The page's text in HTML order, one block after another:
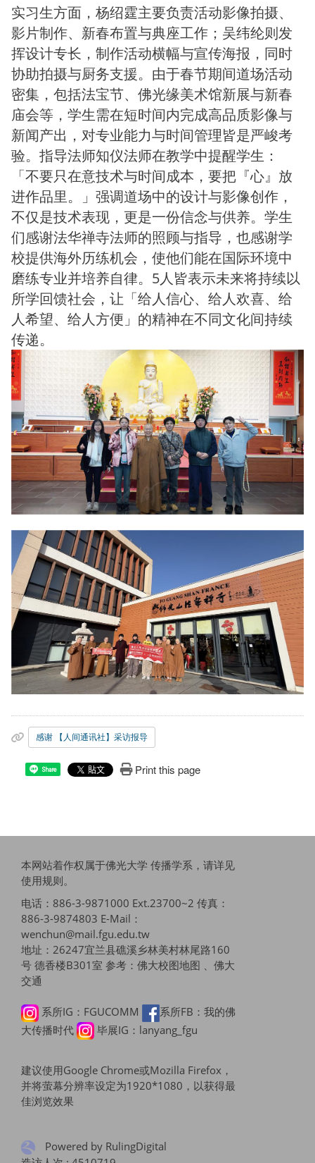
实习生方面，杨绍霆主要负责活动影像拍摄、
影片制作、新春布置与典座工作；吴纬纶则发
挥设计专长，制作活动横幅与宣传海报，同时
协助拍摄与厨务支援。由于春节期间道场活动
密集，包括法宝节、佛光缘美术馆新展与新春
庙会等，学生需在短时间内完成高品质影像与
新闻产出，对专业能力与时间管理皆是严峻考
验。指导法师知仪法师在教学中提醒学生：
「不要只在意技术与时间成本，要把『心』放
进作品里。」强调道场中的设计与影像创作，
不仅是技术表现，更是一份信念与供养。学生
们感谢法华禅寺法师的照顾与指导，也感谢学
校提供海外历练机会，使他们能在国际环境中
磨练专业并培养自律。5人皆表示未来将持续以
所学回馈社会，让「给人信心、给人欢喜、给
人希望、给人方便」的精神在不同文化间持续
传递。
感谢 【人间通讯社】采访报导
Share Print this page
本网站着作权属于佛光大学 传播学系，请详见
使用规则。
电话：886-3-9871000 Ext.23700~2 传真：
886-3-9874803 E-Mail：
wenchun@mail.fgu.edu.tw
地址：26247宜兰县礁溪乡林美村林尾路160
号 德香楼B301室 参考： 佛大校图地图 、佛大
交通
系所IG：FGUCOMM
系所FB：我的佛
大传播时代
毕展IG：lanyang_fgu
建议使用Google Chrome或Mozilla Firefox，
并将萤幕分辨率设定为1920*1080，以获得最
佳浏览效果
Powered by RulingDigital